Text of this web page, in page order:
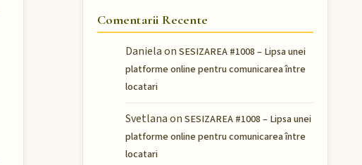
Comentarii Recente
Danielaon SESIZAREA #1008 – Lipsa unei
platforme online pentru comunicarea între
locatari
Svetlanaon SESIZAREA #1008 – Lipsa unei
platforme online pentru comunicarea între
locatari